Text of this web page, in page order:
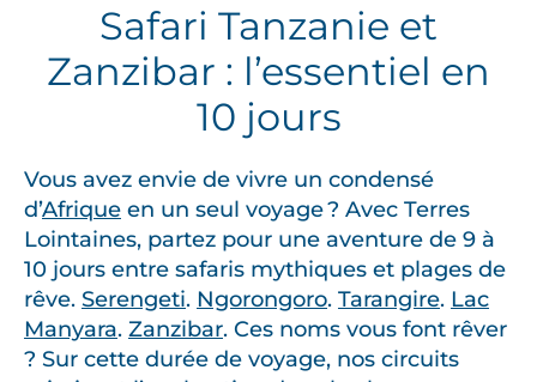
Safari Tanzanie et
Zanzibar : l’essentiel en
10 jours
Vous avez envie de vivre un condensé
d’Afrique en un seul voyage ? Avec Terres
Lointaines, partez pour une aventure de 9 à
10 jours entre safaris mythiques et plages de
rêve. Serengeti. Ngorongoro. Tarangire. Lac
Manyara. Zanzibar. Ces noms vous font rêver
? Sur cette durée de voyage, nos circuits